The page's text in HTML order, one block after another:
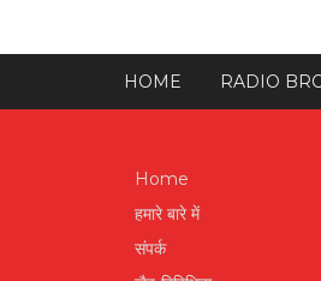
HOME RADIO
Home
हमारे बारे में
संपर्क